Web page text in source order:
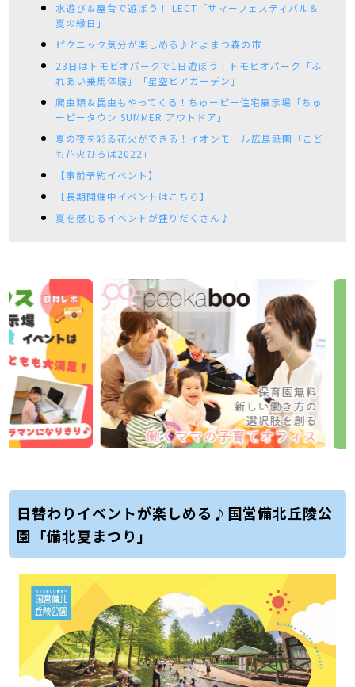
水遊び＆屋台で遊ぼう！ LECT「サマーフェスティバル＆
夏の縁日」
ピクニック気分が楽しめる♪とよまつ森の市
23日はトモビオパークで1日遊ぼう！トモビオパーク「ふ
れあい乗馬体験」「星空ビアガーデン」
爬虫類＆昆虫もやってくる！ちゅーピー住宅展示場「ちゅ
ーピータウン SUMMER アウトドア」
夏の夜を彩る花火ができる！イオンモール広島祇園「こど
も花火ひろば2022」
【事前予約イベント】
【長期開催中イベントはこちら】
夏を感じるイベントが盛りだくさん♪
日替わりイベントが楽しめる♪国営備北丘陵公
園「備北夏まつり」